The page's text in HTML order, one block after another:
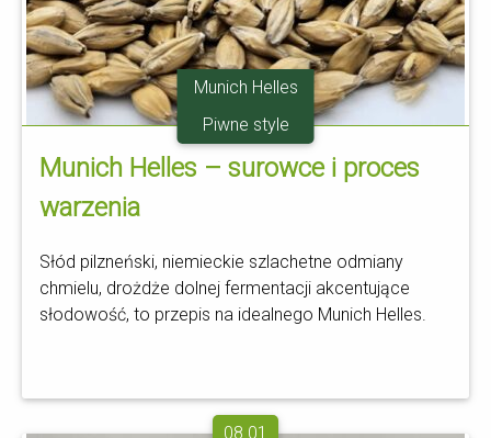
Munich Helles
Piwne style
Munich Helles – surowce i proces
warzenia
Słód pilzneński, niemieckie szlachetne odmiany
chmielu, drożdże dolnej fermentacji akcentujące
słodowość, to przepis na idealnego Munich Helles.
08.01